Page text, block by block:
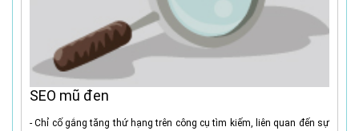
SEO mũ đen
- Chỉ cố gắng tăng thứ hạng trên công cụ tìm kiếm, liên quan đến sự